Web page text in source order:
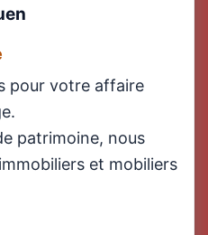
pour votre affaire
patrimoine, nous
et mobiliers